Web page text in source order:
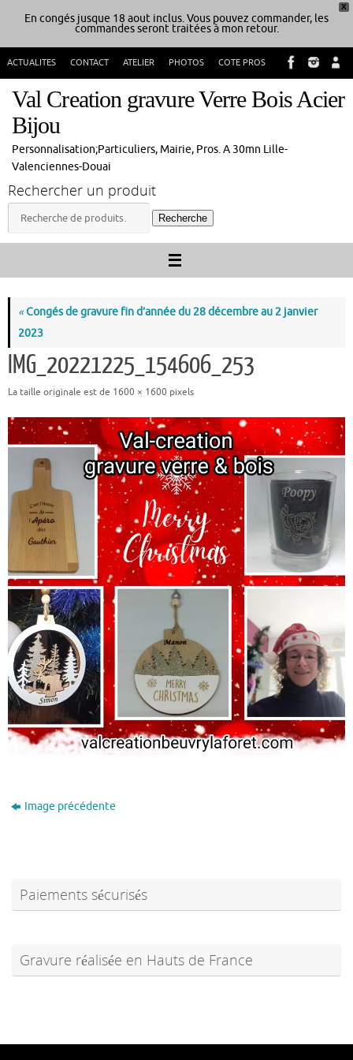
X
En congés jusque 18 aout inclus. Vous pouvez commander, les
commandes seront traitées à mon retour.
contenu
ACTUALITES CONTACT ATELIER PHOTOS COTE PROS
Val Creation gravure Verre Bois Acier
Bijou
Personnalisation;Particuliers, Mairie, Pros. A 30mn Lille-
Valenciennes-Douai
Rechercher un produit
Recherche
«Congés de gravure fin d’année du 28 décembre au 2 janvier
2023
IMG_20221225_154606_253
La taille originale est de 1600 × 1600 pixels
Image précédente
Paiements sécurisés
Gravure réalisée en Hauts de France